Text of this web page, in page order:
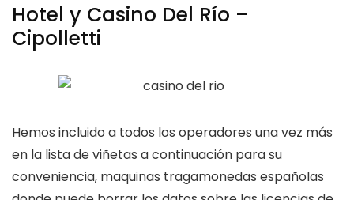
Hotel y Casino Del Río –
Cipolletti
Hemos incluido a todos los operadores una vez más
en la lista de viñetas a continuación para su
conveniencia, maquinas tragamonedas españolas